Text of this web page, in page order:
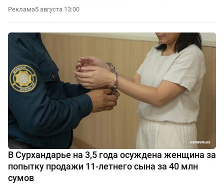
Реклама5 августа 13:00
В Сурхандарье на 3,5 года осуждена женщина за
попытку продажи 11-летнего сына за 40 млн
сумов